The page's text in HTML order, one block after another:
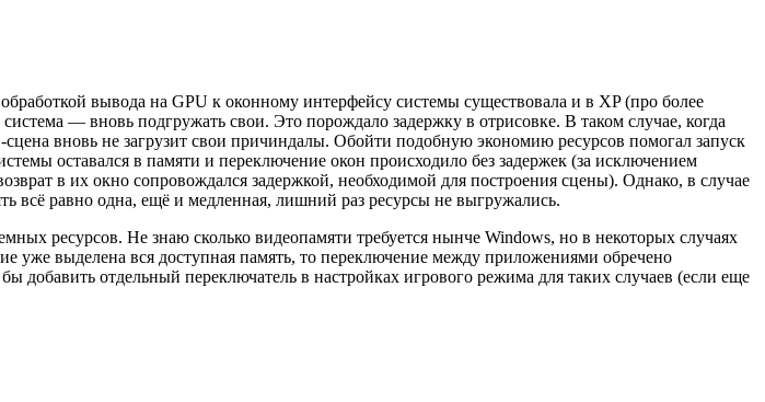
вывода на GPU к оконному интерфейсу системы существовала и в XP (про более
— вновь подгружать свои. Это порождало задержку в отрисовке. В таком случае, когда
вновь не загрузит свои причиндалы. Обойти подобную экономию ресурсов помогал запуск
оставался в памяти и переключение окон происходило без задержек (за исключением
в их окно сопровождался задержкой, необходимой для построения сцены). Однако, в случае
всё равно одна, ещё и медленная, лишний раз ресурсы не выгружались.
ресурсов. Не знаю сколько видеопамяти требуется нынче Windows, но в некоторых случаях
уже выделена вся доступная память, то переключение между приложениями обречено
добавить отдельный переключатель в настройках игрового режима для таких случаев (если еще